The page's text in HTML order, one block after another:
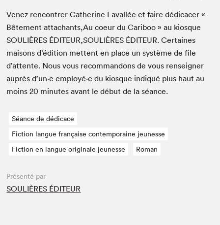
Venez ren­con­tr­er Cather­ine Laval­lée et faire dédi­cac­er «
Bête­ment attachants,Au coeur du Cari­boo » au kiosque
SOULIÈRES ÉDITEUR,SOULIÈRES ÉDI­TEUR. Cer­taines
maisons d’édi­tion met­tent en place un sys­tème de file
d’at­tente. Nous vous recom­man­dons de vous ren­seign­er
auprès d’un·e employé·e du kiosque indiqué plus haut au
moins20 min­utes avant le début de la séance.
Séance de dédicace
Fiction langue française contemporaine jeunesse
Fiction en langue originale jeunesse
Roman
Présenté par
SOULIÈRES ÉDITEUR